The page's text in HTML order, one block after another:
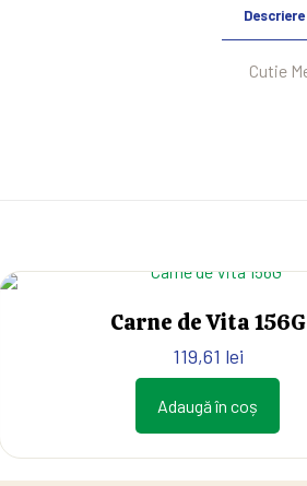
Descriere
Cutie
Carne de Vita 156G
119,61 lei
Adaugă în coș